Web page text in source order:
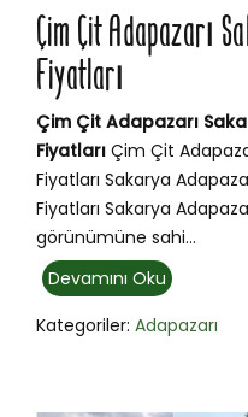
Çim Çit Adapazarı
Fiyatları
Çim Çit Adapazarı
Fiyatları Çim Çit
Fiyatları Sakarya
Fiyatları Sakarya
görünümüne sahi...
Devamını Oku
Kategoriler: Adapazarı